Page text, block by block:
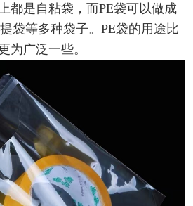
都是自粘袋，而PE袋可以做成
袋等多种袋子。PE袋的用途比
为广泛一些。